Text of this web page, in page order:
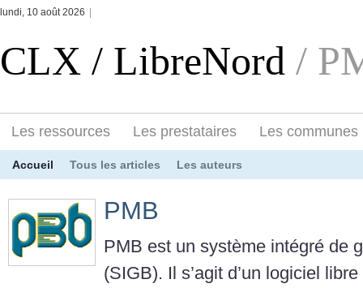
lundi, 10 août 2026
CLX / LibreNord /
Les ressources Les prestataires Les communes
Accueil Tous les articles Les auteurs
PMB
PMB est un système intégré de
(SIGB). Il s’agit d’un logiciel